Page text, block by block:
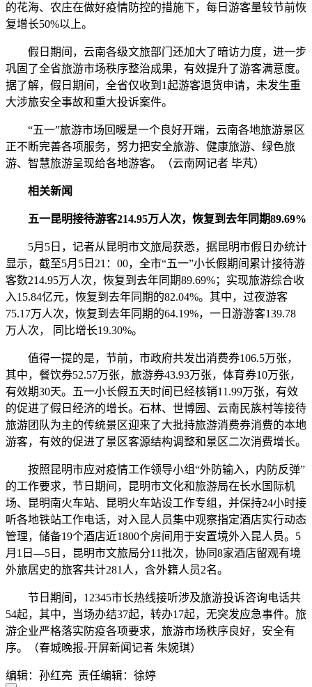
的花海、农庄在做好疫情防控的措施下，每日游客量较节前恢
复增长50%以上。
假日期间，云南各级文旅部门还加大了暗访力度，进一步
巩固了全省旅游市场秩序整治成果，有效提升了游客满意度。
据了解，假日期间，全省仅收到1起游客退货申请，未发生重
大涉旅安全事故和重大投诉案件。
“五一”旅游市场回暖是一个良好开端，云南各地旅游景区
正不断完善各项服务，努力把安全旅游、健康旅游、绿色旅
游、智慧旅游呈现给各地游客。（云南网记者 毕芃）
相关新闻
五一昆明接待游客214.95万人次，恢复到去年同期89.69%
5月5日，记者从昆明市文旅局获悉，据昆明市假日办统计
显示，截至5月5日21：00，全市“五一”小长假期间累计接待游
客数214.95万人次，恢复到去年同期89.69%；实现旅游综合收
入15.84亿元，恢复到去年同期的82.04%。其中，过夜游客
75.17万人次，恢复到去年同期的64.19%，一日游游客139.78
万人次， 同比增长19.30%。
值得一提的是，节前，市政府共发出消费券106.5万张，
其中，餐饮券52.57万张，旅游券43.93万张，体育券10万张，
有效期30天。五一小长假五天时间已经核销11.99万张，有效
的促进了假日经济的增长。石林、世博园、云南民族村等接待
旅游团队为主的传统景区迎来了大批持旅游消费券消费的本地
游客，有效的促进了景区客源结构调整和景区二次消费增长。
按照昆明市应对疫情工作领导小组“外防输入，内防反弹”
的工作要求，节日期间，昆明市文化和旅游局在长水国际机
场、昆明南火车站、昆明火车站设工作专组，并保持24小时接
听各地铁站工作电话，对入昆人员集中观察指定酒店实行动态
管理，储备19个酒店近1800个房间用于安置境外入昆人员。5
月1日—5日，昆明市文旅局分11批次，协同8家酒店留观有境
外旅居史的旅客共计281人，含外籍人员2名。
节日期间，12345市长热线接听涉及旅游投诉咨询电话共
54起，其中，当场办结37起，转办17起，无突发应急事件。旅
游企业严格落实防疫各项要求，旅游市场秩序良好，安全有
序。（春城晚报-开屏新闻记者 朱婉琪）
编辑：孙红亮 责任编辑：徐婷